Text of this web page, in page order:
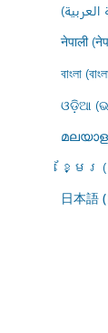
नेपाली
বাংলা
ଓଡ଼ିଆ
ខ្មែរ
日本語